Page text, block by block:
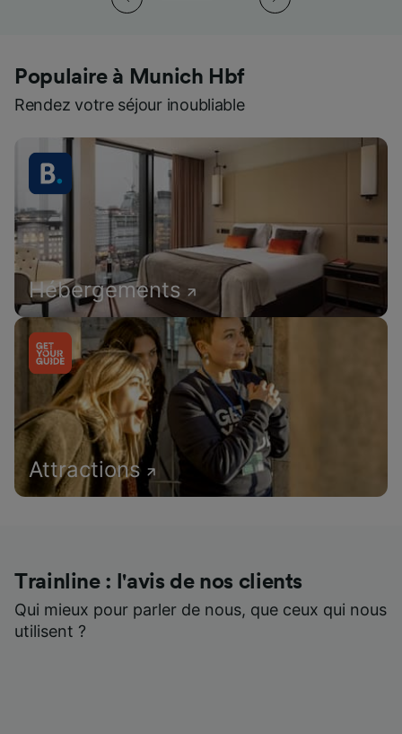
Populaire à Munich Hbf
Rendez votre séjour inoubliable
Hébergements
Attractions
Trainline : l'avis de nos clients
Qui mieux pour parler de nous, que ceux qui nous
utilisent ?